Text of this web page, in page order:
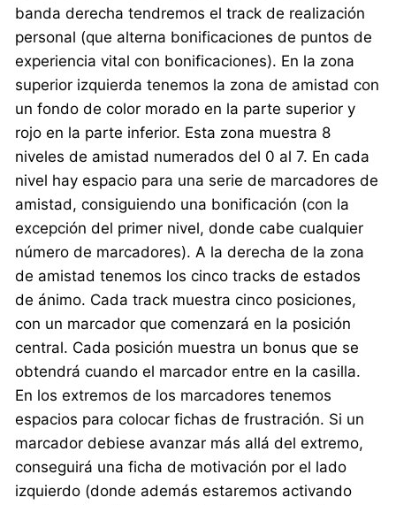
banda derecha tendremos el track de realización
personal (que alterna bonificaciones de puntos de
experiencia vital con bonificaciones). En la zona
superior izquierda tenemos la zona de amistad con
un fondo de color morado en la parte superior y
rojo en la parte inferior. Esta zona muestra 8
niveles de amistad numerados del 0 al 7. En cada
nivel hay espacio para una serie de marcadores de
amistad, consiguiendo una bonificación (con la
excepción del primer nivel, donde cabe cualquier
número de marcadores). A la derecha de la zona
de amistad tenemos los cinco tracks de estados
de ánimo. Cada track muestra cinco posiciones,
con un marcador que comenzará en la posición
central. Cada posición muestra un bonus que se
obtendrá cuando el marcador entre en la casilla.
En los extremos de los marcadores tenemos
espacios para colocar fichas de frustración. Si un
marcador debiese avanzar más allá del extremo,
conseguirá una ficha de motivación por el lado
izquierdo (donde además estaremos activando